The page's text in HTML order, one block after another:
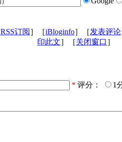
RSS订阅 ］［iBloginfo］［发表评论
印此文］［关闭窗口 ］
* 评分：
1